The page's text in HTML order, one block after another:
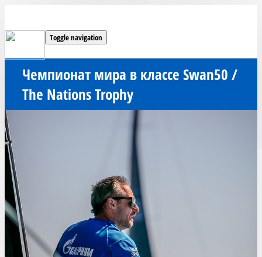
Toggle navigation
Чемпионат мира в классе Swan50 /
The Nations Trophy